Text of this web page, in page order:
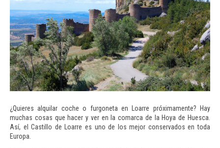
¿Quieres alquilar coche o furgoneta en Loarre próximamente? Hay
muchas cosas que hacer y ver en la comarca de la Hoya de Huesca.
Así, el Castillo de Loarre es uno de los mejor conservados en toda
Europa.